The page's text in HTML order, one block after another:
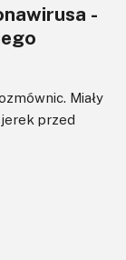
-
Miały
przed